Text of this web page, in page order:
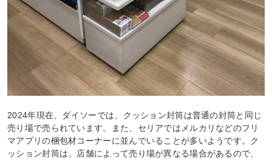
2024年現在、ダイソーでは、クッション封筒は普通の封筒と同じ
売り場で売られています。また、セリアではメルカリなどのフリ
マアプリの梱包材コーナーに並んでいることが多いようです。ク
ッション封筒は、店舗によって売り場が異なる場合があるので、